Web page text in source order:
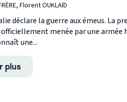
Florent OUKLAÏD
déclare la guerre aux émeus. La
menée par une armée
une...
plus